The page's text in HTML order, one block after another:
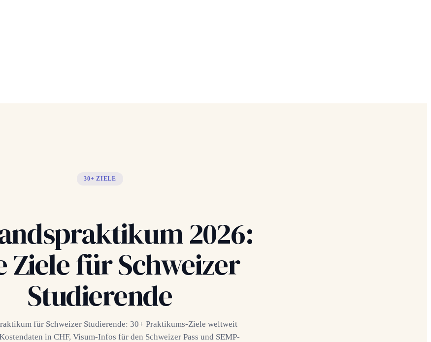
30+ ZIELE
2026:
Ziele für Schweizer
Studierende
für Schweizer Studierende: 30+ Praktikums-Ziele weltweit
in CHF, Visum-Infos für den Schweizer Pass und SEMP-